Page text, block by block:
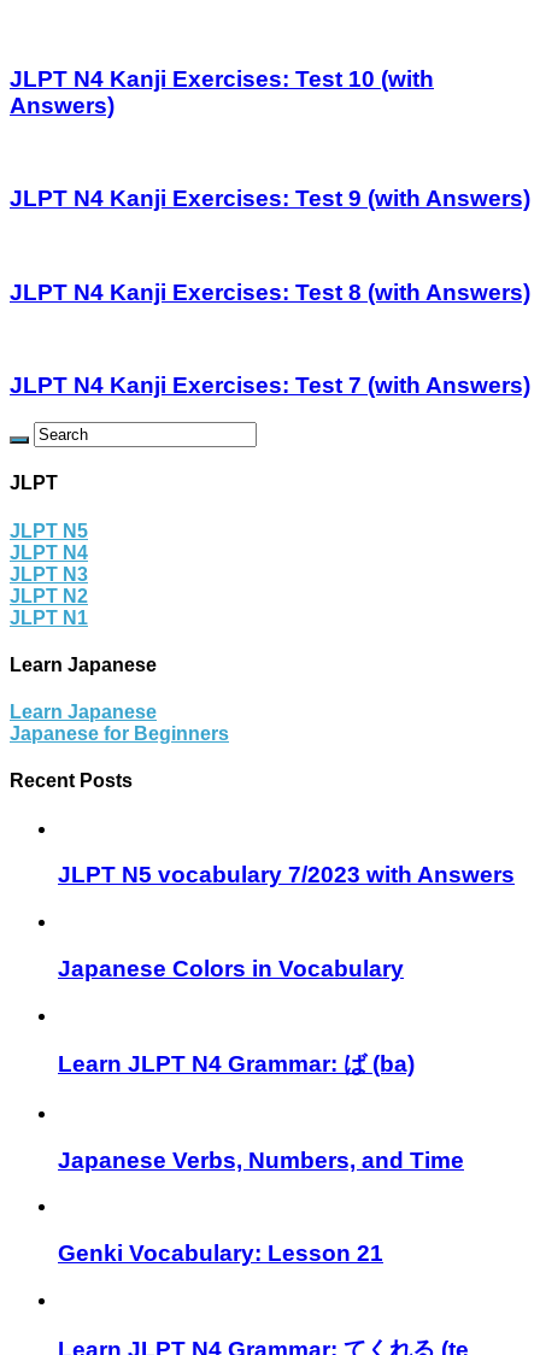
JLPT N4 Kanji Exercises: Test 10 (with
Answers)
JLPT N4 Kanji Exercises: Test 9 (with Answers)
JLPT N4 Kanji Exercises: Test 8 (with Answers)
JLPT N4 Kanji Exercises: Test 7 (with Answers)
JLPT
JLPT N5
JLPT N4
JLPT N3
JLPT N2
JLPT N1
Learn Japanese
Learn Japanese
Japanese for Beginners
Recent Posts
JLPT N5 vocabulary 7/2023 with Answers
Japanese Colors in Vocabulary
Learn JLPT N4 Grammar: ば (ba)
Japanese Verbs, Numbers, and Time
Genki Vocabulary: Lesson 21
Learn JLPT N4 Grammar: てくれる (te